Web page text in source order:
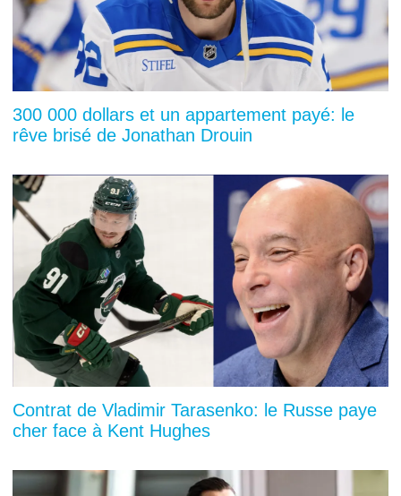
300 000 dollars et un appartement payé: le
rêve brisé de Jonathan Drouin
Contrat de Vladimir Tarasenko: le Russe paye
cher face à Kent Hughes